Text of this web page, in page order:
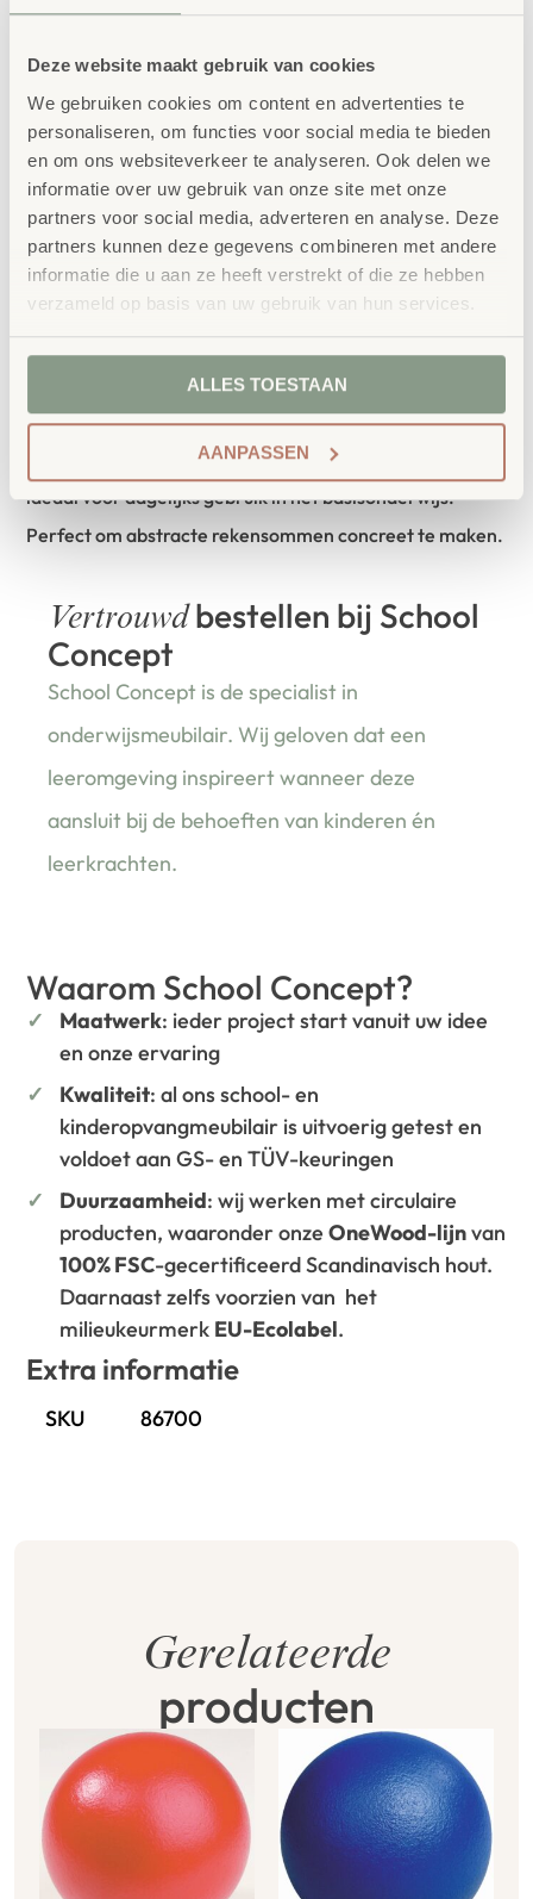
Deze website maakt gebruik van cookies
We gebruiken cookies om content en advertenties te
personaliseren, om functies voor social media te bieden
en om ons websiteverkeer te analyseren. Ook delen we
informatie over uw gebruik van onze site met onze
partners voor social media, adverteren en analyse. Deze
partners kunnen deze gegevens combineren met andere
informatie die u aan ze heeft verstrekt of die ze hebben
verzameld op basis van uw gebruik van hun services.
ALLES TOESTAAN
AANPASSEN
IN WINKELWAGEN
Productbeschrijving
De verdelingsboom helpt leerlingen om sommen visueel
te begrijpen door getallen op te splitsen in delen.
Kinderen leren hiermee verbanden tussen getallen
ontdekken en oefenen met optellen, aftrekken en
vermenigvuldigen. Het stevige materiaal maakt het
ideaal voor dagelijks gebruik in het basisonderwijs.
Perfect om abstracte rekensommen concreet te maken.
Vertrouwdbestellen bij School
Concept
School Concept is de specialist in
onderwijsmeubilair. Wij geloven dat een
leeromgeving inspireert wanneer deze
aansluit bij de behoeften van kinderen én
leerkrachten.
Waarom School Concept?
Maatwerk: ieder project start vanuit uw idee
en onze ervaring
Kwaliteit: al ons school- en
kinderopvangmeubilair is uitvoerig getest en
voldoet aan GS- en TÜV-keuringen
Duurzaamheid: wij werken met circulaire
producten, waaronder onzeOneWood-lijnvan
100% FSC-gecertificeerd Scandinavisch hout.
Daarnaast zelfs voorzien van het
milieukeurmerk EU-Ecolabel.
Extra informatie
SKU 86700
Gerelateerde
producten